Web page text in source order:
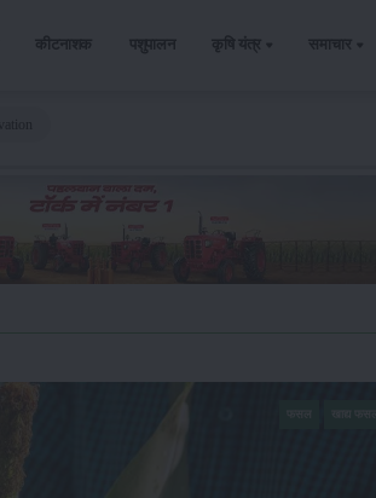
कीटनाशक पशुपालन कृषि यंत्र समाचार